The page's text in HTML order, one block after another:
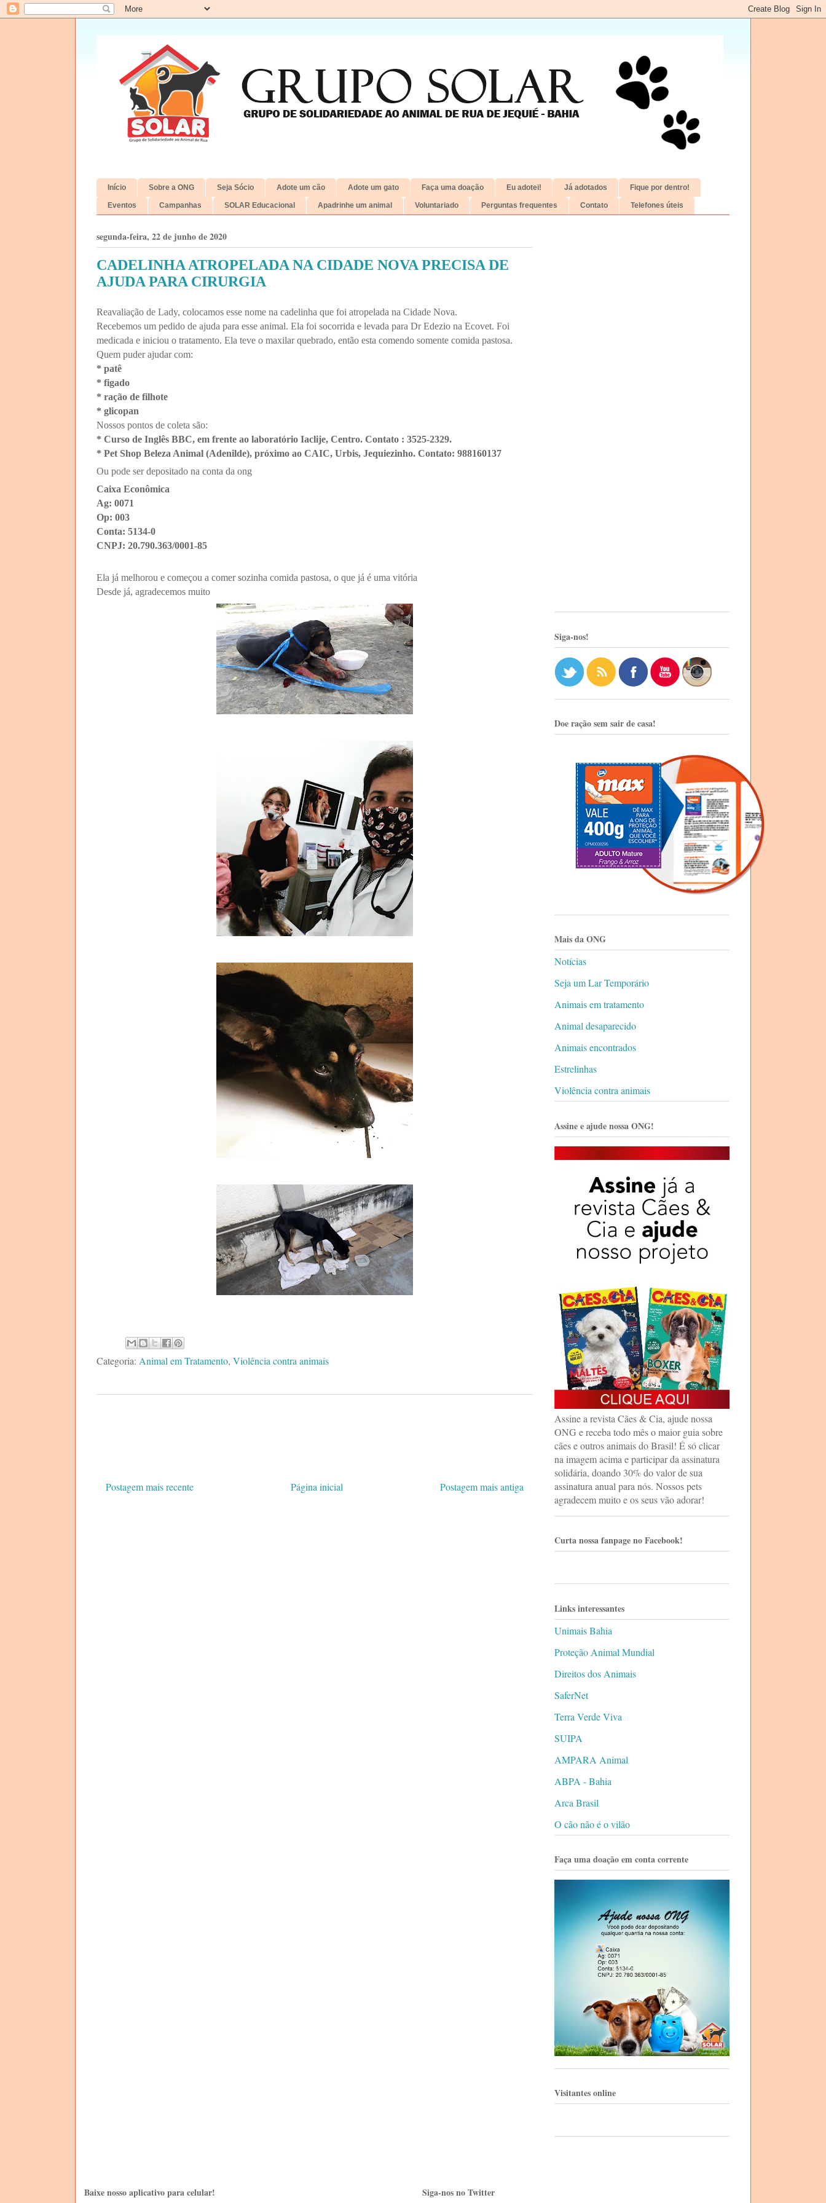
Início Sobre a ONG Seja Sócio Adote um cão Adote um gato Faça uma doação Eu adotei! Já adotados Fique por dentro!
Eventos Campanhas SOLAR Educacional Apadrinhe um animal Voluntariado Perguntas frequentes Contato Telefones úteis
segunda-feira, 22 de junho de 2020
CADELINHA ATROPELADA NA CIDADE NOVA PRECISA DE
AJUDA PARA CIRURGIA
Reavaliação de Lady, colocamos esse nome na cadelinha que foi atropelada na Cidade Nova.
Recebemos um pedido de ajuda para esse animal. Ela foi socorrida e levada para Dr Edezio na Ecovet. Foi
medicada e iniciou o tratamento. Ela teve o maxilar quebrado, então esta comendo somente comida pastosa.
Quem puder ajudar com:
* patê
* figado
* ração de filhote
* glicopan
Nossos pontos de coleta são:
* Curso de Inglês BBC, em frente ao laboratório Iaclije, Centro. Contato : 3525-2329.
* Pet Shop Beleza Animal (Adenilde), próximo ao CAIC, Urbis, Jequiezinho. Contato: 988160137
Ou pode ser depositado na conta da ong
Caixa Econômica
Ag: 0071
Op: 003
Conta: 5134-0
CNPJ: 20.790.363/0001-85
Ela já melhorou e começou a comer sozinha comida pastosa, o que já é uma vitória
Desde já, agradecemos muito
Categoria: Animal em Tratamento, Violência contra animais
Postagem mais recente Postagem mais antiga
Página inicial
Siga-nos!
Doe ração sem sair de casa!
Mais da ONG
Notícias
Seja um Lar Temporário
Animais em tratamento
Animal desaparecido
Animais encontrados
Estrelinhas
Violência contra animais
Assine e ajude nossa ONG!
Assine a revista Cães & Cia, ajude nossa
ONG e receba todo mês o maior guia sobre
cães e outros animais do Brasil! É só clicar
na imagem acima e participar da assinatura
solidária, doando 30% do valor de sua
assinatura anual para nós. Nossos pets
agradecem muito e os seus vão adorar!
Curta nossa fanpage no Facebook!
Links interessantes
Unimais Bahia
Proteção Animal Mundial
Direitos dos Animais
SaferNet
Terra Verde Viva
SUIPA
AMPARA Animal
ABPA - Bahia
Arca Brasil
O cão não é o vilão
Faça uma doação em conta corrente
Visitantes online
Baixe nosso aplicativo para celular! Siga-nos no Twitter